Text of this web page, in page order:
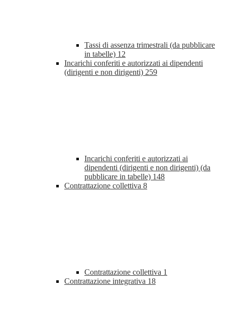
Tassi di assenza trimestrali (da pubblicare
in tabelle) 12
Incarichi conferiti e autorizzati ai dipendenti
(dirigenti e non dirigenti) 259
Incarichi conferiti e autorizzati ai
dipendenti (dirigenti e non dirigenti) (da
pubblicare in tabelle) 148
Contrattazione collettiva 8
Contrattazione collettiva 1
Contrattazione integrativa 18